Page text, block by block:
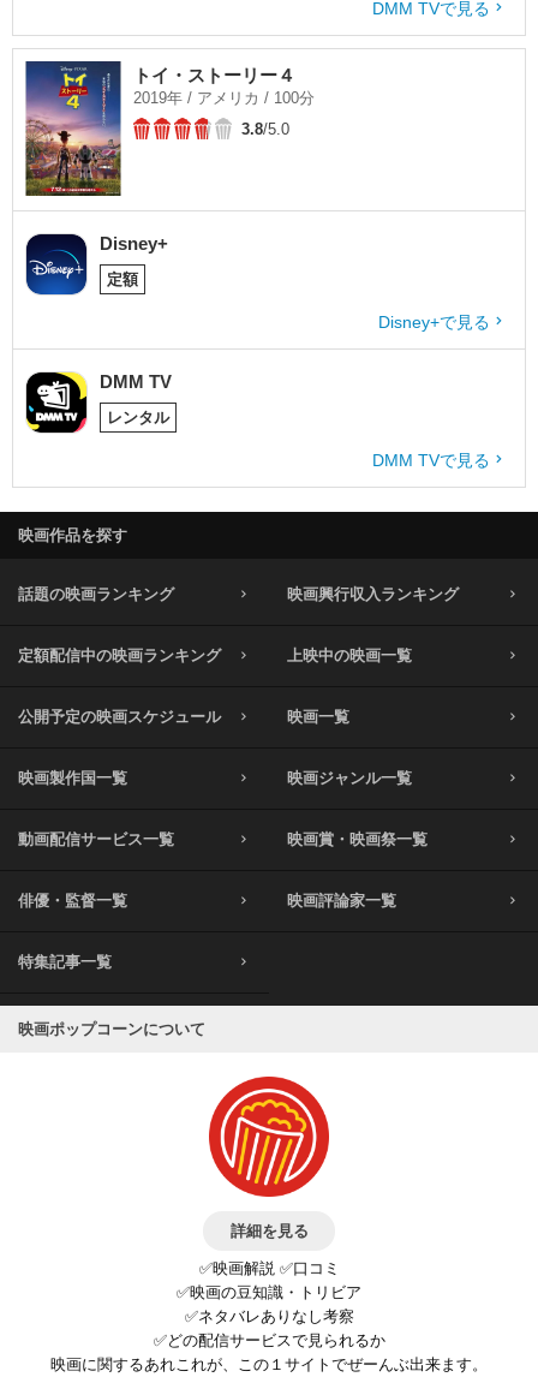
DMM TVで見る
トイ・ストーリー４
2019年 / アメリカ / 100分
3.8/5.0
Disney+
定額
Disney+で見る
DMM TV
レンタル
DMM TVで見る
映画作品を探す
話題の映画ランキング 映画興行収入ランキング
定額配信中の映画ランキング 上映中の映画一覧
公開予定の映画スケジュール 映画一覧
映画製作国一覧 映画ジャンル一覧
動画配信サービス一覧 映画賞・映画祭一覧
俳優・監督一覧 映画評論家一覧
特集記事一覧
映画ポップコーンについて
詳細を見る
✅映画解説 ✅口コミ
✅映画の豆知識・トリビア
✅ネタバレありなし考察
✅どの配信サービスで見られるか
映画に関するあれこれが、この１サイトでぜーんぶ出来ます。